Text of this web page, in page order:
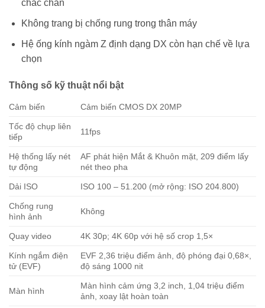
chắc chắn
Không trang bị chống rung trong thân máy
Hệ ống kính ngàm Z định dạng DX còn hạn chế về lựa
chọn
Thông số kỹ thuật nổi bật
Cảm biến Cảm biến CMOS DX 20MP
Tốc độ chụp liên
tiếp
11fps
Hệ thống lấy nét
tự động
AF phát hiện Mắt & Khuôn mặt, 209 điểm lấy
nét theo pha
Dải ISO ISO 100 – 51.200 (mở rộng: ISO 204.800)
Chống rung
hình ảnh
Không
Quay video 4K 30p; 4K 60p với hệ số crop 1,5×
Kính ngắm điện
tử (EVF)
EVF 2,36 triệu điểm ảnh, độ phóng đại 0,68×,
độ sáng 1000 nit
Màn hình
Màn hình cảm ứng 3,2 inch, 1,04 triệu điểm
ảnh, xoay lật hoàn toàn